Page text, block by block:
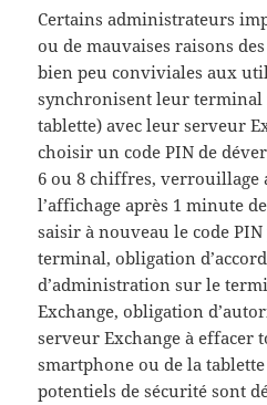
Certains administrateurs
ou de mauvaises raisons
bien peu conviviales aux
synchronisent leur
tablette) avec leur serveur
choisir un code PIN de
6 ou 8 chiffres, verrouillage
l’affichage après 1 minute
saisir à nouveau le code
terminal, obligation
d’administration sur le
Exchange, obligation
serveur Exchange à effacer
smartphone ou de la
potentiels de sécurité sont